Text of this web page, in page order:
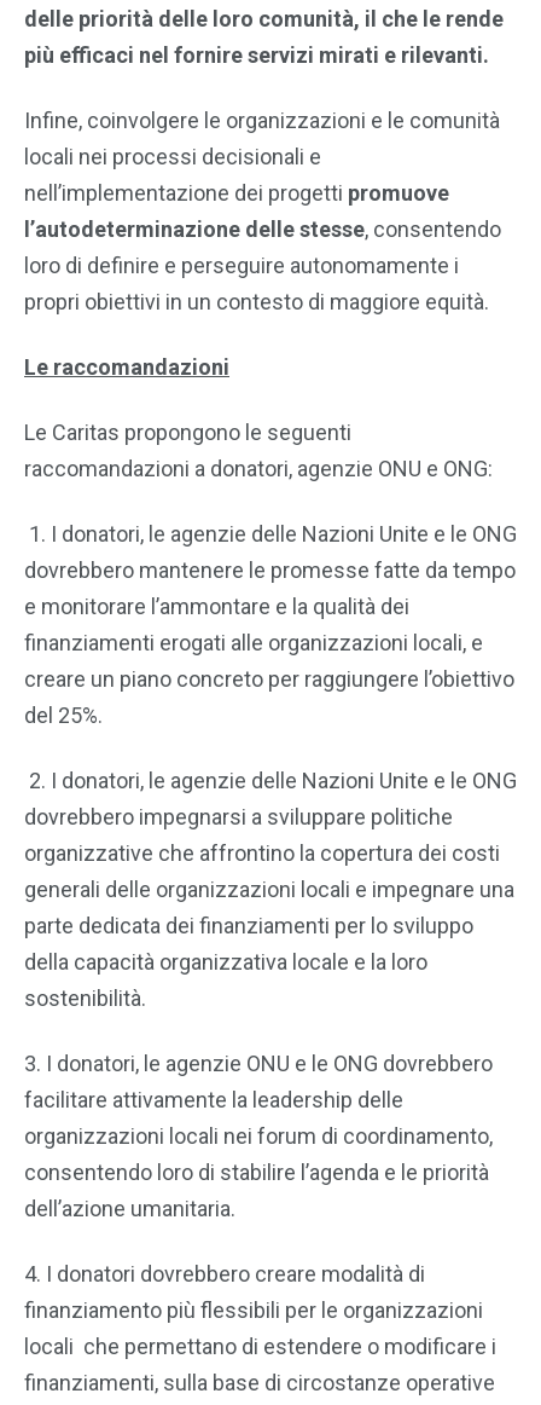
delle priorità delle loro comunità, il che le rende
più efficaci nel fornire servizi mirati e rilevanti.
Infine, coinvolgere le organizzazioni e le comunità
locali nei processi decisionali e
nell’implementazione dei progetti promuove
l’autodeterminazione delle stesse, consentendo
loro di definire e perseguire autonomamente i
propri obiettivi in un contesto di maggiore equità.
Le raccomandazioni
Le Caritas propongono le seguenti
raccomandazioni a donatori, agenzie ONU e ONG:
1. I donatori, le agenzie delle Nazioni Unite e le ONG
dovrebbero mantenere le promesse fatte da tempo
e monitorare l’ammontare e la qualità dei
finanziamenti erogati alle organizzazioni locali, e
creare un piano concreto per raggiungere l’obiettivo
del 25%.
2. I donatori, le agenzie delle Nazioni Unite e le ONG
dovrebbero impegnarsi a sviluppare politiche
organizzative che affrontino la copertura dei costi
generali delle organizzazioni locali e impegnare una
parte dedicata dei finanziamenti per lo sviluppo
della capacità organizzativa locale e la loro
sostenibilità.
3. I donatori, le agenzie ONU e le ONG dovrebbero
facilitare attivamente la leadership delle
organizzazioni locali nei forum di coordinamento,
consentendo loro di stabilire l’agenda e le priorità
dell’azione umanitaria.
4. I donatori dovrebbero creare modalità di
finanziamento più flessibili per le organizzazioni
locali che permettano di estendere o modificare i
finanziamenti, sulla base di circostanze operative